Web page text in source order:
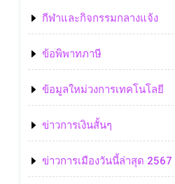
กีฬาและกิจกรรมกลางแจ้ง
ข้อพิพาทภาษี
ข้อมูลใหม่วงการเทคโนโลยี
ข่าวการเงินสั้นๆ
ข่าวการเมืองวันนี้ล่าสุด 2567